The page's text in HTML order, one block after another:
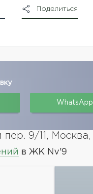
Поделиться
WhatsApp
9/11, Москва,
в ЖК Nv'9